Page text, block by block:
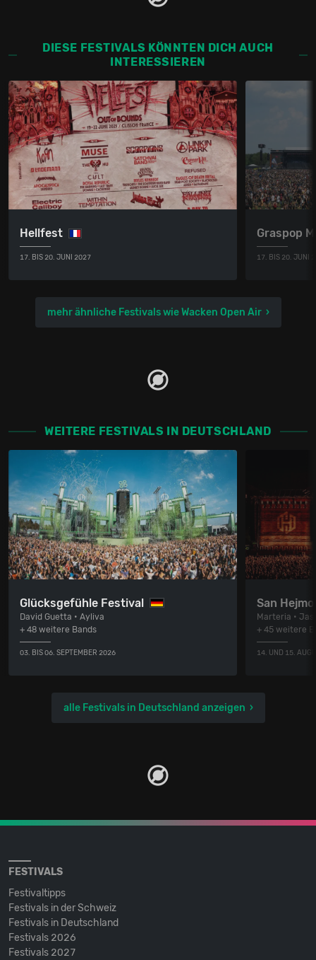
DIESE FESTIVALS KÖNNTEN DICH AUCH
INTERESSIEREN
Hellfest
17. BIS 20. JUNI 2027
Graspop
17. BIS 20. JUNI
mehr ähnliche Festivals wie Wacken Open Air
WEITERE FESTIVALS IN DEUTSCHLAND
Glücksgefühle Festival
David Guetta • Ayliva
+ 48 weitere Bands
03. BIS 06. SEPTEMBER 2026
San
Marteria •
+ 45 weitere
14. UND 15.
alle Festivals in Deutschland anzeigen
FESTIVALS
Festivaltipps
Festivals in der Schweiz
Festivals in Deutschland
Festivals 2026
Festivals 2027